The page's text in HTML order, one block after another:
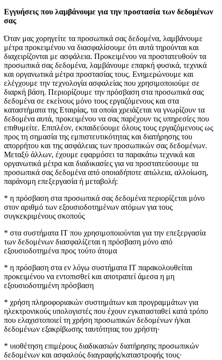
Εγγυήσεις που λαμβάνουμε για την προστασία των δεδομένων
σας
Όταν μας χορηγείτε τα προσωπικά σας δεδομένα, λαμβάνουμε
μέτρα προκειμένου να διασφαλίσουμε ότι αυτά τηρούνται και
διαχειρίζονται με ασφάλεια. Προκειμένου να προστατευθούν τα
προσωπικά σας δεδομένα, λαμβάνουμε επαρκή φυσικά, τεχνικά
και οργανωτικά μέτρα προστασίας τους. Ενημερώνουμε και
ελέγχουμε την τεχνολογία ασφαλείας που χρησιμοποιούμε σε
διαρκή βάση. Περιορίζουμε την πρόσβαση στα προσωπικά σας
δεδομένα σε εκείνους μόνο τους εργαζόμενους και στα
καταστήματα της Εταιρίας, τα οποία χρειάζεται να γνωρίζουν τα
δεδομένα αυτά, προκειμένου να σας παρέχουν τις υπηρεσίες που
επιθυμείτε. Επιπλέον, εκπαιδεύουμε όλους τους εργαζόμενους ως
προς τη σημασία της εμπιστευτικότητας και διατήρησης του
απορρήτου και της ασφάλειας των προσωπικών σας δεδομένων.
Μεταξύ άλλων, έχουμε εφαρμόσει τα παρακάτω τεχνικά και
οργανωτικά μέτρα και διαδικασίες για να προστατεύσουμε τα
προσωπικά σας δεδομένα από οποιαδήποτε απώλεια, αλλοίωση,
παράνομη επεξεργασία ή μεταβολή:
* η πρόσβαση στα προσωπικά σας δεδομένα περιορίζεται μόνο
στον αριθμό των εξουσιοδοτημένων ατόμων για τους
συγκεκριμένους σκοπούς
* στα συστήματα IT που χρησιμοποιούνται για την επεξεργασία
των δεδομένων διασφαλίζεται η πρόσβαση μόνο από
εξουσιοδοτημένα προς τούτο άτομα
* η πρόσβαση στα εν λόγω συστήματα IT παρακολουθείται
προκειμένου να εντοπισθεί και αποτραπεί άμεσα η μη
εξουσιοδοτημένη πρόσβαση
* χρήση πληροφοριακών συστημάτων και προγραμμάτων για
ηλεκτρονικούς υπολογιστές που έχουν εγκατασταθεί κατά τρόπο
που ελαχιστοποιεί τη χρήση προσωπικών δεδομένων ή/και
δεδομένων εξακρίβωσης ταυτότητας του χρήστη·
* υιοθέτηση επιμέρους διαδικασιών διατήρησης προσωπικών
δεδομένων και ασφαλούς διαγραφής/καταστροφής τους·